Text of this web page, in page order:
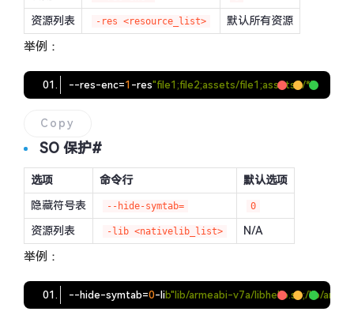
资源列表 -res <resource_list> 默认所有资源
举例：
--res-enc=1 -res"file1;file2;assets/file1;assets2/*"
Copy
SO 保护#
选项 命令行
默认选项
隐藏符号表
--hide-symtab= 0
资源列表 -lib <nativelib_list> N/A
举例：
--hide-symtab=0-lib"lib/armeabi-v7a/libhello.so;/lib/